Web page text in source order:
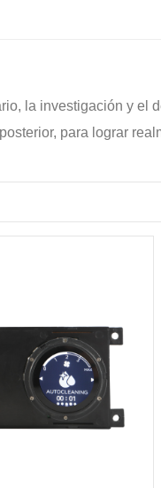
la investigación y el
para lograr